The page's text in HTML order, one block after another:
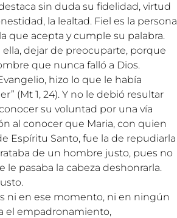
sin duda su fidelidad, virtud
la lealtad. Fiel es la persona
que acepta y cumple su palabra.
dejar de preocuparte, porque
que nunca falló a Dios.
hizo lo que le había
(Mt 1, 24). Y no le debió resultar
su voluntad por una vía
al conocer que Maria, con quien
Espíritu Santo, fue la de repudiarla
de un hombre justo, pues no
le pasaba la cabeza deshonrarla.
ni en ese momento, ni en ningún
el empadronamiento,